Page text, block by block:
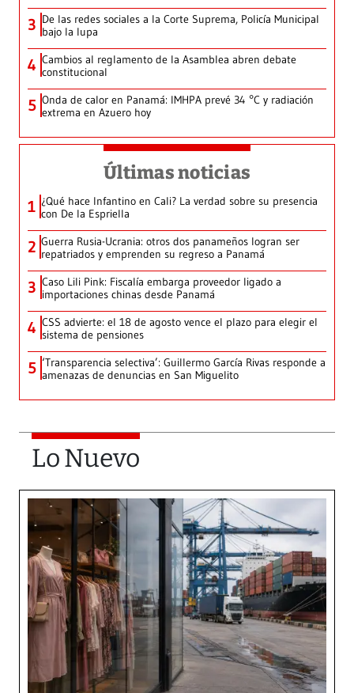
3 De las redes sociales a la Corte Suprema, Policía Municipal
bajo la lupa
4 Cambios al reglamento de la Asamblea abren debate
constitucional
5 Onda de calor en Panamá: IMHPA prevé 34 °C y radiación
extrema en Azuero hoy
Últimas noticias
1 ¿Qué hace Infantino en Cali? La verdad sobre su presencia
con De la Espriella
2 Guerra Rusia-Ucrania: otros dos panameños logran ser
repatriados y emprenden su regreso a Panamá
3 Caso Lili Pink: Fiscalía embarga proveedor ligado a
importaciones chinas desde Panamá
4 CSS advierte: el 18 de agosto vence el plazo para elegir el
sistema de pensiones
5 ‘Transparencia selectiva’: Guillermo García Rivas responde a
amenazas de denuncias en San Miguelito
Lo Nuevo